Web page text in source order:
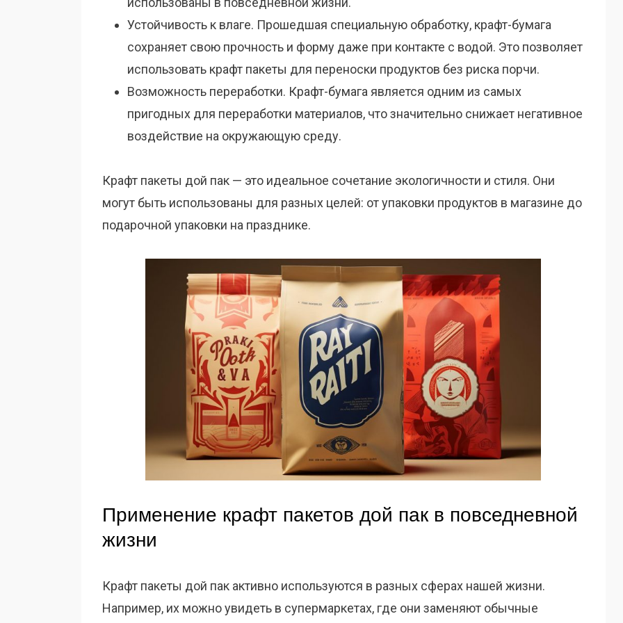
Устойчивость к влаге. Прошедшая специальную обработку, крафт-бумага
сохраняет свою прочность и форму даже при контакте с водой. Это позволяет
использовать крафт пакеты для переноски продуктов без риска порчи.
Возможность переработки. Крафт-бумага является одним из самых
пригодных для переработки материалов, что значительно снижает негативное
воздействие на окружающую среду.
Крафт пакеты дой пак — это идеальное сочетание экологичности и стиля. Они
могут быть использованы для разных целей: от упаковки продуктов в магазине до
подарочной упаковки на празднике.
Применение крафт пакетов дой пак в повседневной
жизни
Крафт пакеты дой пак активно используются в разных сферах нашей жизни.
Например, их можно увидеть в супермаркетах, где они заменяют обычные